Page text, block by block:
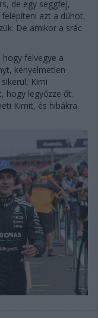
de egy seggfej,
azt a dühöt,
De amikor a srác
hogy felvegye a
kényelmetlen
Kimi
hogy legyőzze őt.
Kimit, és hibákra